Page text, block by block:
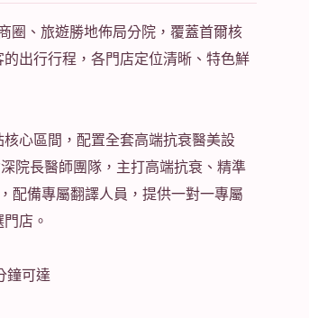
圈、旅遊勝地佈局分院，覆蓋首爾核
出行行程，各門店定位清晰、特色鮮
心區間，配置全套高端抗衰醫美設
院長醫師團隊，主打高端抗衰、精準
配備專屬翻譯人員，提供一對一專屬
店。
鐘可達